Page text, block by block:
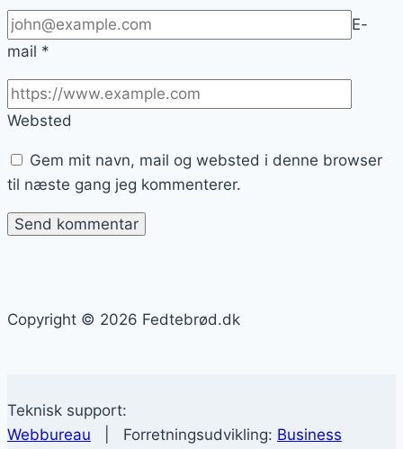
E-
mail *
Websted
Gem mit navn, mail og websted i denne browser
til næste gang jeg kommenterer.
Copyright © 2026 Fedtebrød.dk
Teknisk support:
Webbureau | Forretningsudvikling: Business